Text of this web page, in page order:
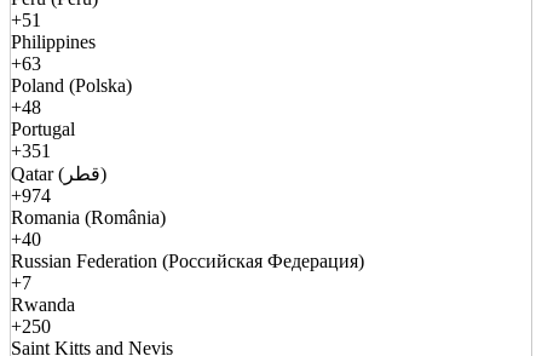
+51
Philippines
+63
Poland (Polska)
+48
Portugal
+351
Qatar (قطر)
+974
Romania (România)
+40
Russian Federation (Российская Федерация)
+7
Rwanda
+250
Saint Kitts and Nevis